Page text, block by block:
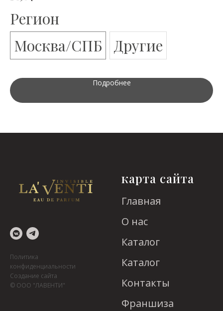
Регион
Москва/СПБ
Другие
Подробнее
Политика
конфиденциальности
Создание сайта
© ООО "ЛАВЕНТИ"
карта сайта
Главная
О нас
Каталог
Каталог
Контакты
Франшиза